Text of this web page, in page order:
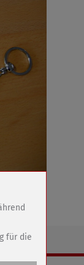
für die